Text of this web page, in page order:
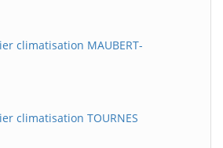
climatisation MAUBERT-
climatisation TOURNES